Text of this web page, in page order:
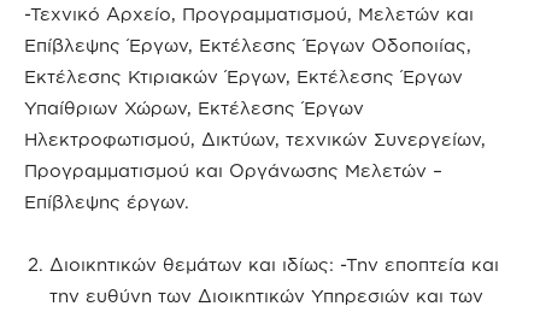
-Τεχνικό Αρχείο, Προγραμματισμού, Μελετών και
Επίβλεψης Έργων, Εκτέλεσης Έργων Οδοποιίας,
Εκτέλεσης Κτιριακών Έργων, Εκτέλεσης Έργων
Υπαίθριων Χώρων, Εκτέλεσης Έργων
Ηλεκτροφωτισμού, Δικτύων, τεχνικών Συνεργείων,
Προγραμματισμού και Οργάνωσης Μελετών –
Επίβλεψης έργων.
Διοικητικών θεμάτων και ιδίως: -Την εποπτεία και
την ευθύνη των Διοικητικών Υπηρεσιών και των